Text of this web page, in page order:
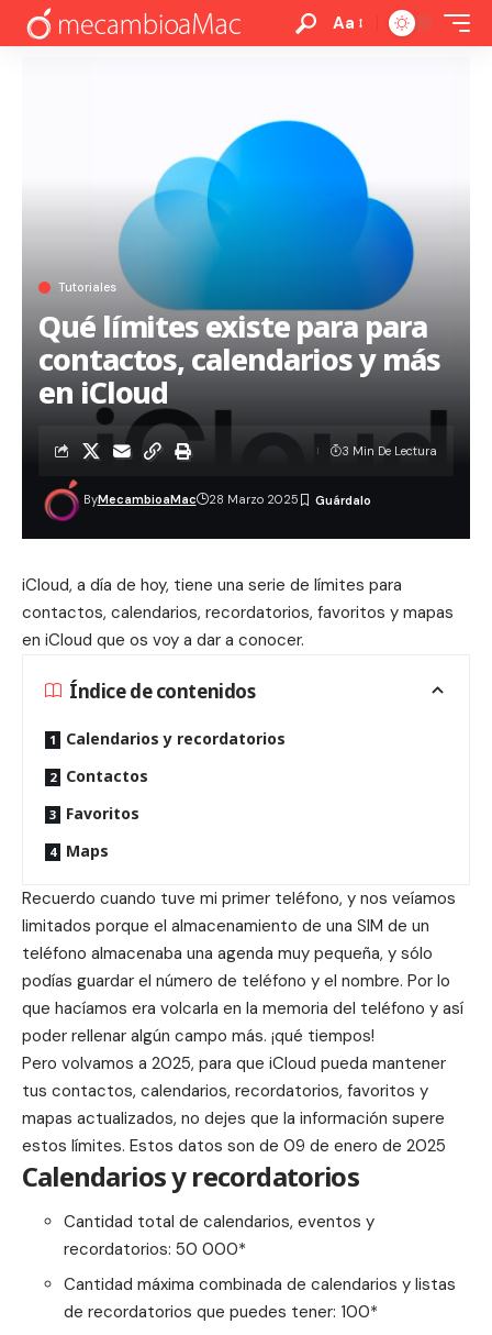
Aa
Tutoriales
Qué límites existe para para
contactos, calendarios y más
en iCloud
ByMecambioaMac 28 Marzo 2025
3 Min De Lectura
iCloud, a día de hoy, tiene una serie de límites para
contactos, calendarios, recordatorios, favoritos y mapas
en iCloud que os voy a dar a conocer.
Índice de contenidos
Calendarios y recordatorios
Contactos
Favoritos
Maps
Recuerdo cuando tuve mi primer teléfono, y nos veíamos
limitados porque el almacenamiento de una SIM de un
teléfono almacenaba una agenda muy pequeña, y sólo
podías guardar el número de teléfono y el nombre. Por lo
que hacíamos era volcarla en la memoria del teléfono y así
poder rellenar algún campo más. ¡qué tiempos!
Pero volvamos a 2025, para que iCloud pueda mantener
tus contactos, calendarios, recordatorios, favoritos y
mapas actualizados, no dejes que la información supere
estos límites. Estos datos son de 09 de enero de 2025
Calendarios y recordatorios
Cantidad total de calendarios, eventos y
recordatorios: 50 000*
Cantidad máxima combinada de calendarios y listas
de recordatorios que puedes tener: 100*